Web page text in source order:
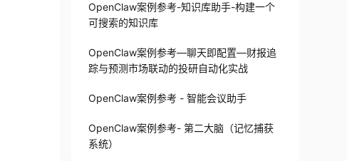
OpenClaw案例参考-知识库助手-构建一个
可搜索的知识库
OpenClaw案例参考—聊天即配置—财报追
踪与预测市场联动的投研自动化实战
OpenClaw案例参考 - 智能会议助手
OpenClaw案例参考- 第二大脑（记忆捕获
系统）